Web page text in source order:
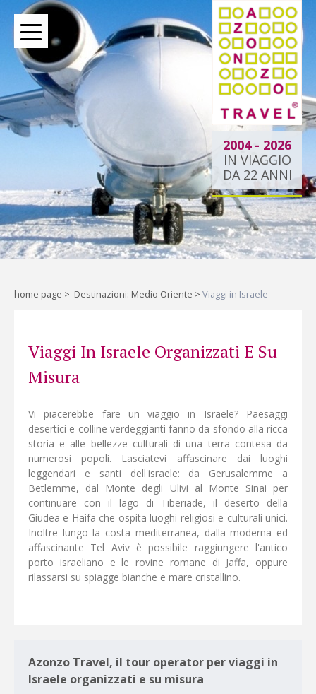
2004 - 2026
IN VIAGGIO
DA 22 ANNI
BOUTIQUE TOUR OPERATOR INDIPENDENTE DAL 2004
Oltre le rotte comuni:
la tua esperienza
esclusiva.
Liberi di esplorare il mondo,
home page > Destinazioni: Medio Oriente > Viaggi in Israele
Viaggi In Israele Organizzati E Su
Misura
Vi piacerebbe fare un viaggio in Israele? Paesaggi
desertici e colline verdeggianti fanno da sfondo alla ricca
storia e alle bellezze culturali di una terra contesa da
numerosi popoli. Lasciatevi affascinare dai luoghi
leggendari e santi dell'israele: da Gerusalemme a
Betlemme, dal Monte degli Ulivi al Monte Sinai per
continuare con il lago di Tiberiade, il deserto della
Giudea e Haifa che ospita luoghi religiosi e culturali unici.
Inoltre lungo la costa mediterranea, dalla moderna ed
affascinante Tel Aviv è possibile raggiungere l'antico
porto israeliano e le rovine romane di Jaffa, oppure
rilassarsi su spiagge bianche e mare cristallino.
Azonzo Travel, il tour operator per viaggi in
Israele organizzati e su misura